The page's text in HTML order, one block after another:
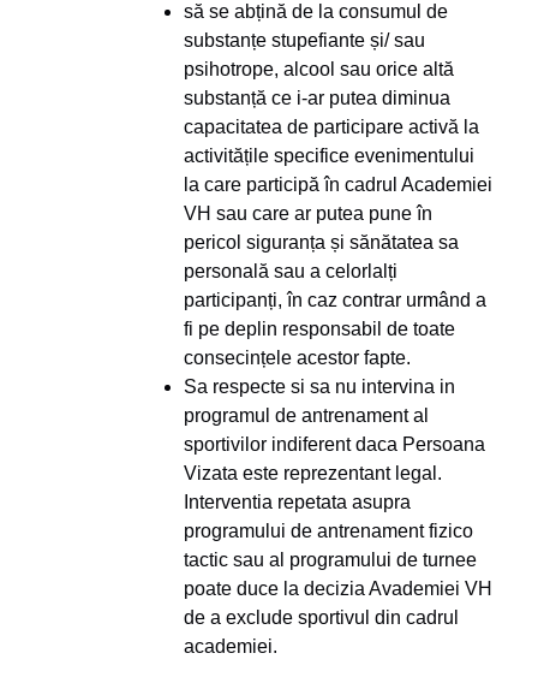
să se abțină de la consumul de
substanțe stupefiante și/ sau
psihotrope, alcool sau orice altă
substanță ce i-ar putea diminua
capacitatea de participare activă la
activitățile specifice evenimentului
la care participă în cadrul Academiei
VH sau care ar putea pune în
pericol siguranța și sănătatea sa
personală sau a celorlalți
participanți, în caz contrar urmând a
fi pe deplin responsabil de toate
consecințele acestor fapte.
Sa respecte si sa nu intervina in
programul de antrenament al
sportivilor indiferent daca Persoana
Vizata este reprezentant legal.
Interventia repetata asupra
programului de antrenament fizico
tactic sau al programului de turnee
poate duce la decizia Avademiei VH
de a exclude sportivul din cadrul
academiei.